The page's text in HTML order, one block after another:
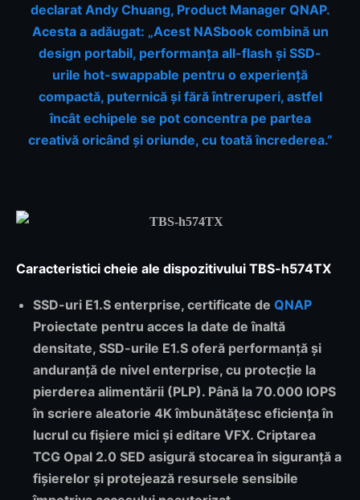
declarat Andy Chuang, Product Manager QNAP.
Acesta a adăugat: „Acest NASbook combină un
design portabil, performanța all-flash și SSD-
urile hot-swappable pentru o experiență
compactă, puternică și fără întreruperi, astfel
încât echipele se pot concentra pe partea
creativă oricând și oriunde, cu toată încrederea.”
Caracteristici cheie ale dispozitivului TBS-h574TX
SSD-uri E1.S enterprise, certificate de QNAP
Proiectate pentru acces la date de înaltă
densitate, SSD-urile E1.S oferă performanță și
anduranță de nivel enterprise, cu protecție la
pierderea alimentării (PLP). Până la 70.000 IOPS
în scriere aleatorie 4K îmbunătățesc eficiența în
lucrul cu fișiere mici și editare VFX. Criptarea
TCG Opal 2.0 SED asigură stocarea în siguranță a
fișierelor și protejează resursele sensibile